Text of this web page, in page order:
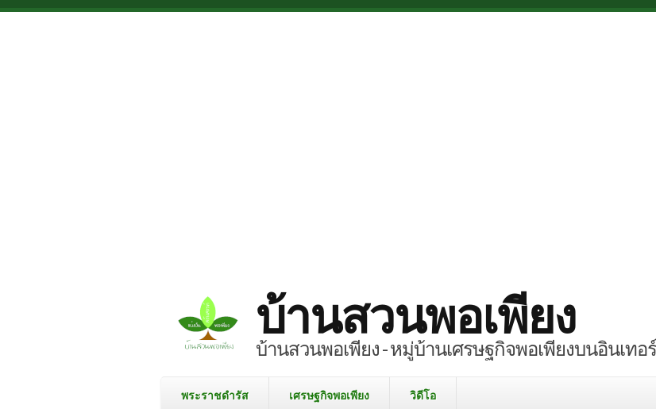
Skip to main content
บ้านสวนพอเพียง
บ้านสวนพอเพียง - หมู่บ้านเศรษฐกิจพอเพียงบนอินเทอ
พระราชดำรัส เศรษฐกิจพอเพียง วิดีโอ